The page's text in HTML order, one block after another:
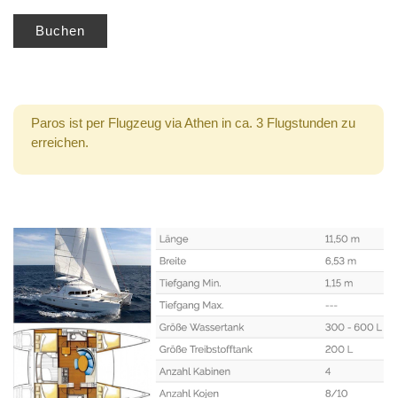
Buchen
Paros ist per Flugzeug via Athen in ca. 3 Flugstunden zu
erreichen.